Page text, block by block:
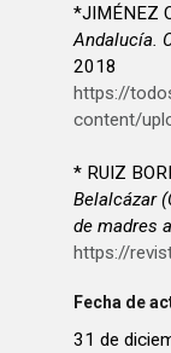
*JIMÉNEZ
Andalucía.
2018
https://
content/
* RUIZ
Belalcázar
de madres
https://
Fecha de
31 de